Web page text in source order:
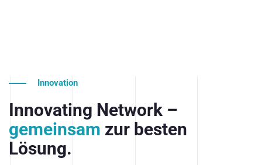
Innovation
Innovating Network –
gemeinsam zur besten
Lösung.